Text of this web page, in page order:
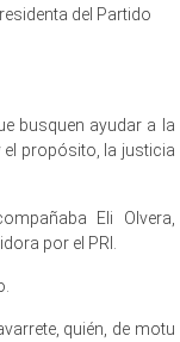
del Partido
busquen ayudar a la
el propósito, la justicia
Eli Olvera,
por el PRI.
quién, de motu